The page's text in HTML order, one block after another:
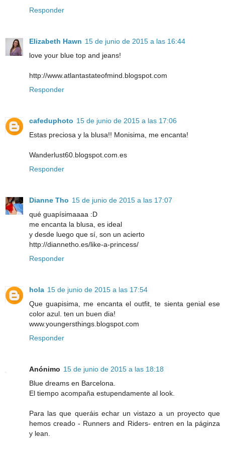
Responder
Elizabeth Hawn 15 de junio de 2015 a las 16:44
love your blue top and jeans!
http://www.atlantastateofmind.blogspot.com
Responder
cafeduphoto 15 de junio de 2015 a las 17:06
Estas preciosa y la blusa!! Monisima, me encanta!
Wanderlust60.blogspot.com.es
Responder
Dianne Tho 15 de junio de 2015 a las 17:07
qué guapísimaaaa :D
me encanta la blusa, es ideal
y desde luego que sí, son un acierto
http://diannetho.es/like-a-princess/
Responder
hola 15 de junio de 2015 a las 17:54
Que guapisima, me encanta el outfit, te sienta genial ese
color azul. ten un buen dia!
www.youngersthings.blogspot.com
Responder
Anónimo 15 de junio de 2015 a las 18:18
Blue dreams en Barcelona.
El tiempo acompaña estupendamente al look.
Para las que queráis echar un vistazo a un proyecto que
hemos creado - Runners and Riders- entren en la páginza
y lean.